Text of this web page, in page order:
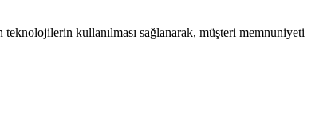
kullanılması sağlanarak, müşteri memnuniyeti